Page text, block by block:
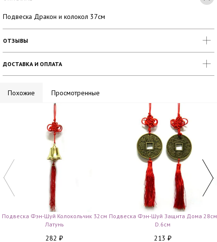
Подвеска Дракон и колокол 37см
ОТЗЫВЫ
ДОСТАВКА И ОПЛАТА
Похожие Просмотренные
Подвеска Фэн-Шуй Колокольчик 32см
Латунь
282 ₽
Подвеска Фэн-Шуй Защита Дома 28см
D.6см
213 ₽